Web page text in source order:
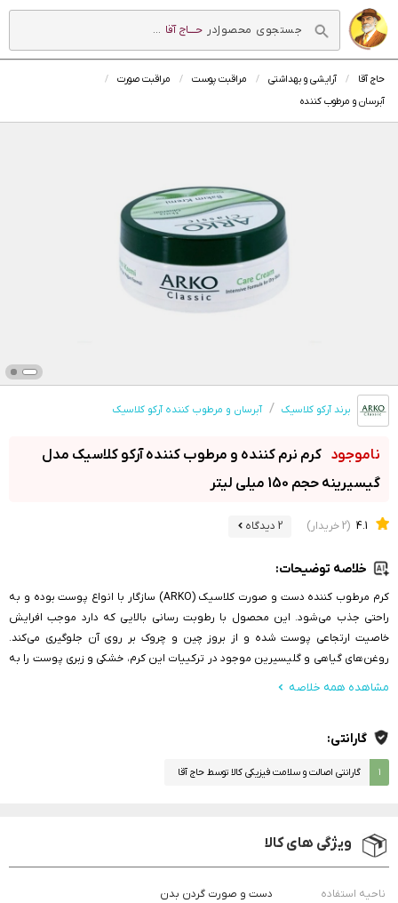
در حــــاج آقا ...
حاج آقا آرایشی و بهداشتی مراقبت پوست
مراقبت صورت
آبرسان و مرطوب کننده
برند آرکو کلاسیک آبرسان و مرطوب کننده آرکو کلاسیک
کرم نرم کننده و مرطوب کننده آرکو کلاسیک مدل
گیسیرینه حجم 150 میلی لیتر
4.1 (2 خریدار) 2 دیدگاه
خلاصه توضیحات:
کرم مرطوب کننده دست و صورت کلاسیک (ARKO) سازگار با انواع پوست بوده و به
راحتی جذب می‌شود. این محصول با رطوبت رسانی بالایی که دارد موجب افرایش
خاصیت ارتجاعی پوست شده و از بروز چین و چروک بر روی آن جلوگیری می‌کند.
روغن‌های گیاهی و گلیسیرین موجود در ترکییات این کرم، خشکی و زبری پوست را به
مشاهده همه خلاصه
گارانتی:
۱ گارانتی اصالت و سلامت فیزیکی کالا توسط حاج آقا
ویژگی های کالا
ناحیه استفاده دست و صورت گردن بدن